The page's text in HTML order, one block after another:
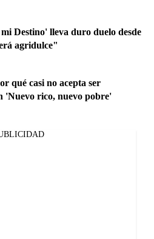
Destino' lleva duro duelo desde
agridulce"
qué casi no acepta ser
'Nuevo rico, nuevo pobre'